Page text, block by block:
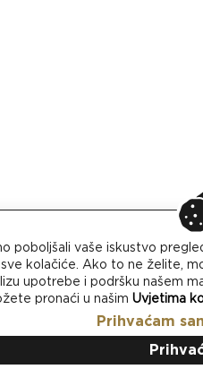
poboljšali vaše iskustvo
kolačiće. Ako to ne želite,
upotrebe i podršku našem
pronaći u našim Uvjetima
Prihvaćam